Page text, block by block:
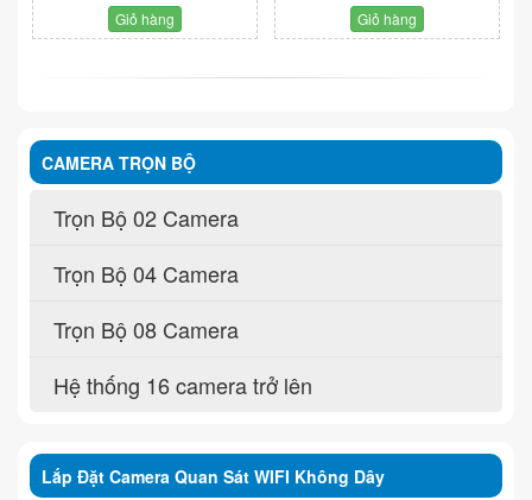
Giỏ hàng Giỏ hàng
CAMERA TRỌN BỘ
Trọn Bộ 02 Camera
Trọn Bộ 04 Camera
Trọn Bộ 08 Camera
Hệ thống 16 camera trở lên
Lắp Đặt Camera Quan Sát WIFI Không Dây